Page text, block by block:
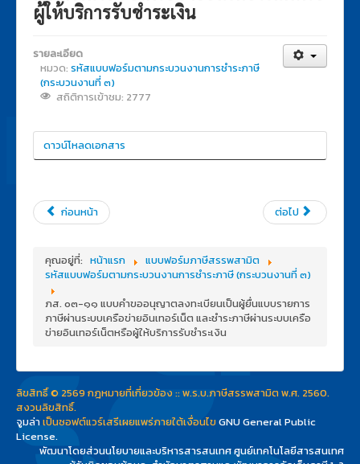
ผู้ให้บริการรับชำระเงิน
รายละเอียด
หมวด: รหัสแบบฟอร์มตามกระบวนงานการชำระภาษี
(กระบวนงานที่ ๓)
สถิติการเข้าชม: 2777
ดาวน์โหลดเอกสาร
ก่อนหน้า ต่อไป
คุณอยู่ที่: หน้าแรก
แบบฟอร์มภาษีสรรพสามิต
รหัสแบบฟอร์มตามกระบวนงานการชำระภาษี (กระบวนงานที่ ๓)
ภส. ๐๓-๑๑ แบบคำขออนุญาตลงทะเบียนเป็นผู้ยื่นแบบรายการ
ภาษีผ่านระบบเครือข่ายอินเทอร์เน็ต และชำระภาษีผ่านระบบเครือ
ข่ายอินเทอร์เน็ตหรือผู้ให้บริการรับชำระเงิน
ลิขสิทธิ์ © 2569 กฎหมายที่เกี่ยวข้อง :: พ.ร.บ.ภาษีสรรพสามิต พ.ศ. 2560.
สงวนลิขสิทธิ์.
จูมล่าเป็นซอฟต์แวร์เสรีเผยแพร่ภายใต้เงื่อนไขGNU General Public
License.
พัฒนาโดยส่วนนโยบายและบริหารสารสนเทศ ศูนย์เทคโนโลยีสารสนเทศ